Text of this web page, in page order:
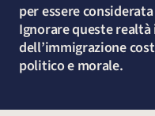
per essere
Ignorare queste
dell’immigrazione
politico e morale.